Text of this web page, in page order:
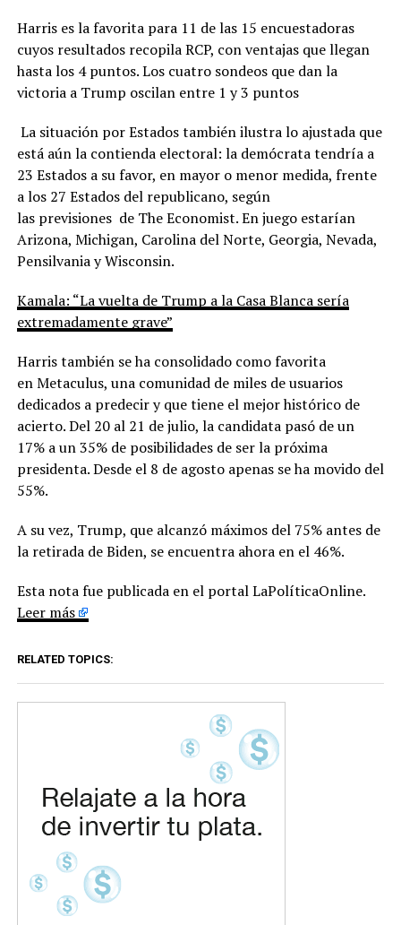
Harris es la favorita para 11 de las 15 encuestadoras
cuyos resultados recopila RCP, con ventajas que llegan
hasta los 4 puntos. Los cuatro sondeos que dan la
victoria a Trump oscilan entre 1 y 3 puntos
La situación por Estados también ilustra lo ajustada que
está aún la contienda electoral: la demócrata tendría a
23 Estados a su favor, en mayor o menor medida, frente
a los 27 Estados del republicano, según
las previsiones de The Economist. En juego estarían
Arizona, Michigan, Carolina del Norte, Georgia, Nevada,
Pensilvania y Wisconsin.
Kamala: “La vuelta de Trump a la Casa Blanca sería
extremadamente grave”
Harris también se ha consolidado como favorita
en Metaculus, una comunidad de miles de usuarios
dedicados a predecir y que tiene el mejor histórico de
acierto. Del 20 al 21 de julio, la candidata pasó de un
17% a un 35% de posibilidades de ser la próxima
presidenta. Desde el 8 de agosto apenas se ha movido del
55%.
A su vez, Trump, que alcanzó máximos del 75% antes de
la retirada de Biden, se encuentra ahora en el 46%.
Esta nota fue publicada en el portal LaPolíticaOnline.
Leer más
RELATED TOPICS: